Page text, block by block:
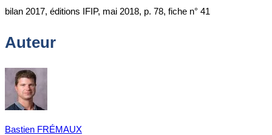
bilan 2017, éditions IFIP, mai 2018, p. 78, fiche n° 41
Auteur
Bastien FRÉMAUX